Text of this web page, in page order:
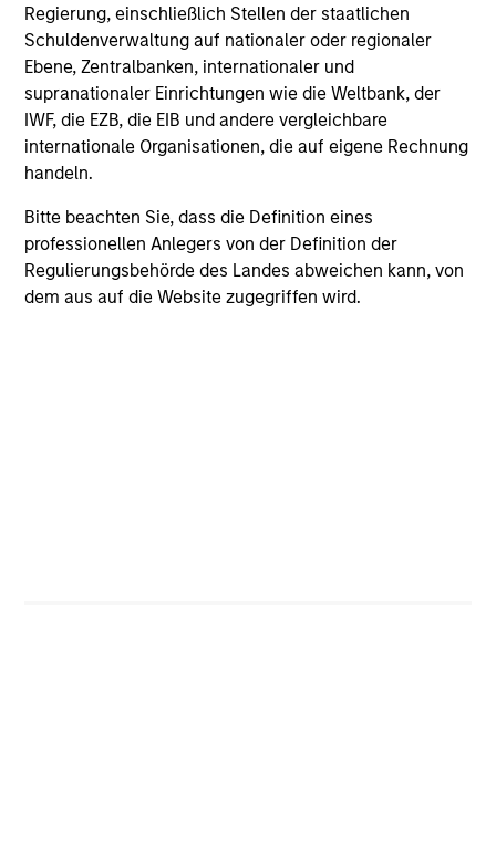
Regierung, einschließlich Stellen der staatlichen
Schuldenverwaltung auf nationaler oder regionaler
Ebene, Zentralbanken, internationaler und
supranationaler Einrichtungen wie die Weltbank, der
IWF, die EZB, die EIB und andere vergleichbare
internationale Organisationen, die auf eigene Rechnung
handeln.
Bitte beachten Sie, dass die Definition eines
professionellen Anlegers von der Definition der
Regulierungsbehörde des Landes abweichen kann, von
dem aus auf die Website zugegriffen wird.
Investment Process
1 Macro Analysis:
The team seeks to determine what themes are driving
to evaluate the investment opportunity set based on a
thematic investment thesis. The top-down process uses a
combination of fundamental and quantitative analysis to
identify and evaluate these investment opportunities.